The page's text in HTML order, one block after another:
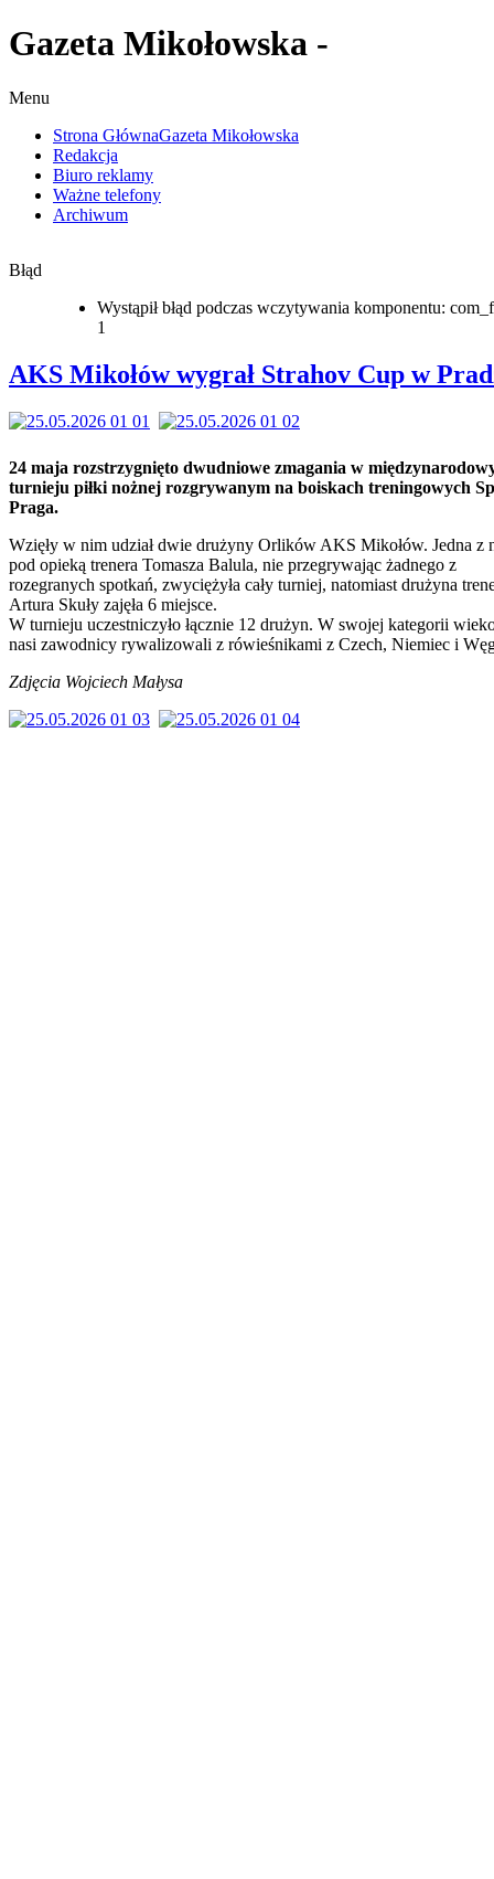
Gazeta Mikołowska -
Menu
Strona GłównaGazeta Mikołowska
Redakcja
Biuro reklamy
Ważne telefony
Archiwum
Błąd
Wystąpił błąd podczas wczytywania komponentu:
1
AKS Mikołów wygrał Strahov Cup w
24 maja rozstrzygnięto dwudniowe zmagania w
turnieju piłki nożnej rozgrywanym na boiskach treningowych
Praga.
Wzięły w nim udział dwie drużyny Orlików AKS Mikołów. Jedna z
pod opieką trenera Tomasza Balula, nie przegrywając żadnego z
rozegranych spotkań, zwyciężyła cały turniej, natomiast drużyna
Artura Skuły zajęła 6 miejsce.
W turnieju uczestniczyło łącznie 12 drużyn. W swojej kategorii
nasi zawodnicy rywalizowali z rówieśnikami z Czech, Niemiec i
Zdjęcia Wojciech Małysa